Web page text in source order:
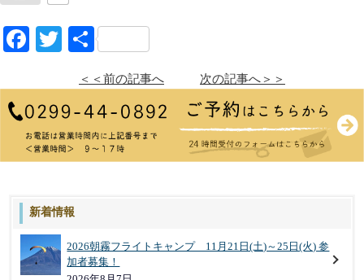
Facebook
Twitter
共
有
＜＜前の記事へ 次の記事へ＞＞
新着情報
2026朝霧フライトキャンプ 11月21日(土)～25日(火) 参
加者募集！